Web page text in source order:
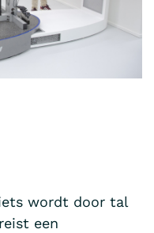
wordt door tal
een